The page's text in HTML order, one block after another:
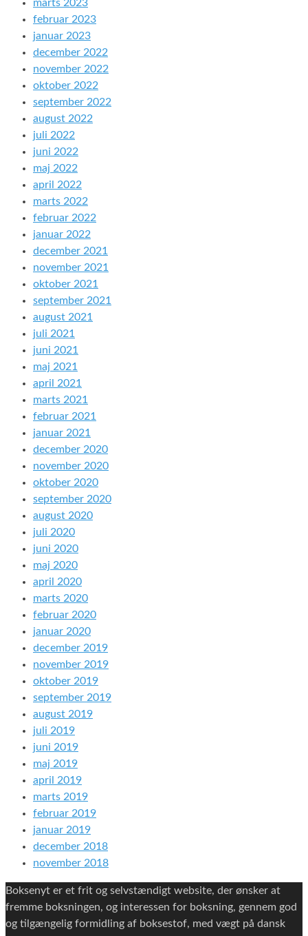
marts 2023
februar 2023
januar 2023
december 2022
november 2022
oktober 2022
september 2022
august 2022
juli 2022
juni 2022
maj 2022
april 2022
marts 2022
februar 2022
januar 2022
december 2021
november 2021
oktober 2021
september 2021
august 2021
juli 2021
juni 2021
maj 2021
april 2021
marts 2021
februar 2021
januar 2021
december 2020
november 2020
oktober 2020
september 2020
august 2020
juli 2020
juni 2020
maj 2020
april 2020
marts 2020
februar 2020
januar 2020
december 2019
november 2019
oktober 2019
september 2019
august 2019
juli 2019
juni 2019
maj 2019
april 2019
marts 2019
februar 2019
januar 2019
december 2018
november 2018
Boksenyt er et frit og selvstændigt website, der ønsker at
fremme boksningen, og interessen for boksning, gennem god
og tilgængelig formidling af boksestof, med vægt på dansk